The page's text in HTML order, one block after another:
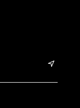
&